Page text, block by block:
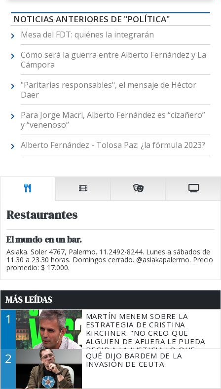
NOTICIAS ANTERIORES DE "POLÍTICA"
Mesa del FDT: quiénes la integrarán
Cómo será la guerra entre Alberto Fernández y La
Cámpora
"Paritarias responsables", el mensaje de Héctor
Daer
Para Jorge Macri, Alberto Fernández es “cizañero”
y “venenoso”
Alberto Fernández - Tolosa Paz: ¿la fórmula 2023?
Restaurantes
El mundo en un bar.
Asiaka. Soler 4767, Palermo. 11.2492-8244. Lunes a sábados de
11.30 a 23.30 horas. Domingos cerrado. @asiakapalermo. Precio
promedio: $ 17.000.
MÁS LEÍDAS
1
MARTÍN MENEM SOBRE LA
ESTRATEGIA DE CRISTINA
KIRCHNER: "NO CREO QUE
ALGUIEN DE AFUERA LE PUEDA
DECIR A LA JUSTICIA LO QUE
TIENE QUE HACER"
2
QUÉ DIJO BARDEM DE LA
INVASIÓN DE CEUTA